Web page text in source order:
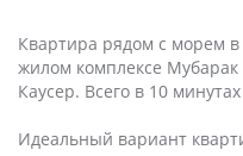
Квартира рядом с морем в
жилом комплексе
Каусер. Всего в 10
Идеальный вариант